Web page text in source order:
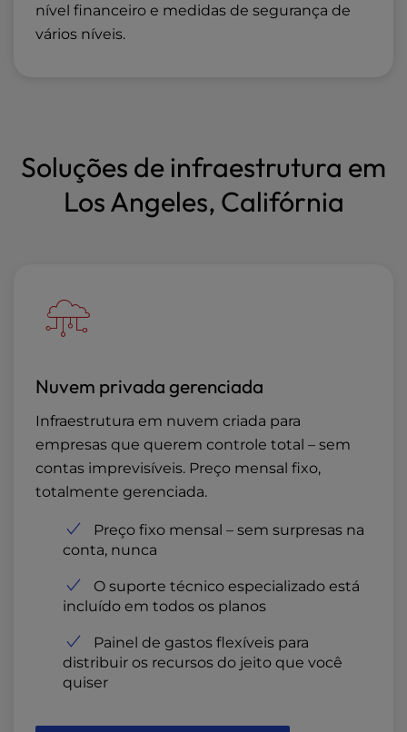
nível financeiro e medidas de segurança de
vários níveis.
Soluções de infraestrutura em
Los Angeles, Califórnia
Nuvem privada gerenciada
Infraestrutura em nuvem criada para
empresas que querem controle total – sem
contas imprevisíveis. Preço mensal fixo,
totalmente gerenciada.
Preço fixo mensal – sem surpresas na
conta, nunca
O suporte técnico especializado está
incluído em todos os planos
Painel de gastos flexíveis para
distribuir os recursos do jeito que você
quiser